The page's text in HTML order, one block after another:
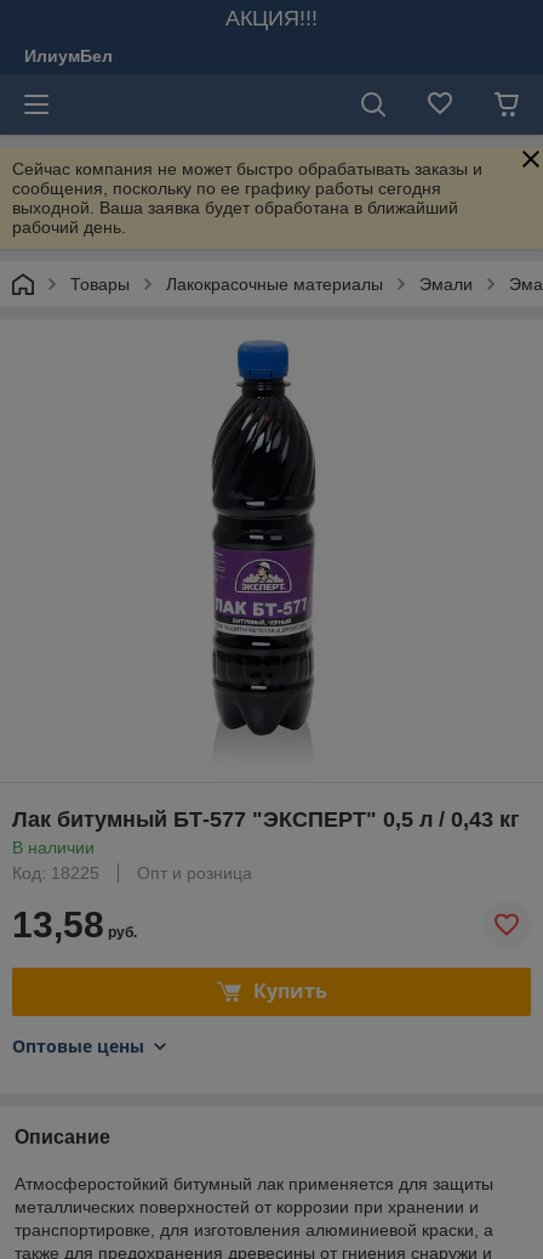
АКЦИЯ!!!
ИлиумБел
Сейчас компания не может быстро обрабатывать заказы и
сообщения, поскольку по ее графику работы сегодня
выходной. Ваша заявка будет обработана в ближайший
рабочий день.
Товары Лакокрасочные материалы Эмали
Лак битумный БТ-577 "ЭКСПЕРТ" 0,5 л / 0,43 кг
В наличии
Код: 18225
Опт и розница
13,58 руб.
Купить
Оптовые цены
Описание
Атмосферостойкий битумный лак применяется для защиты
металлических поверхностей от коррозии при хранении и
транспортировке, для изготовления алюминиевой краски, а
также для предохранения древесины от гниения снаружи и